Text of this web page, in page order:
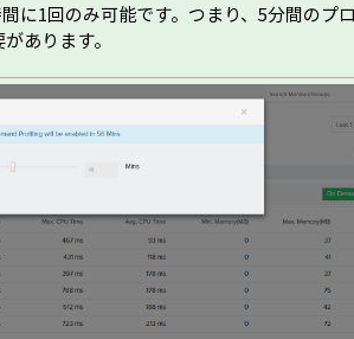
に1回のみ可能です。つまり、5分間のプ
あります。